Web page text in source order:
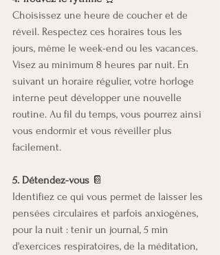
Choisissez une heure de coucher et de
réveil. Respectez ces horaires tous les
jours, même le week-end ou les vacances.
Visez au minimum 8 heures par nuit. En
suivant un horaire régulier, votre horloge
interne peut développer une nouvelle
routine. Au fil du temps, vous pourrez ainsi
vous endormir et vous réveiller plus
facilement.
5. Détendez-vous 📔
Identifiez ce qui vous permet de laisser les
pensées circulaires et parfois anxiogènes,
pour la nuit : tenir un journal, 5 min
d'exercices respiratoires, de la méditation,